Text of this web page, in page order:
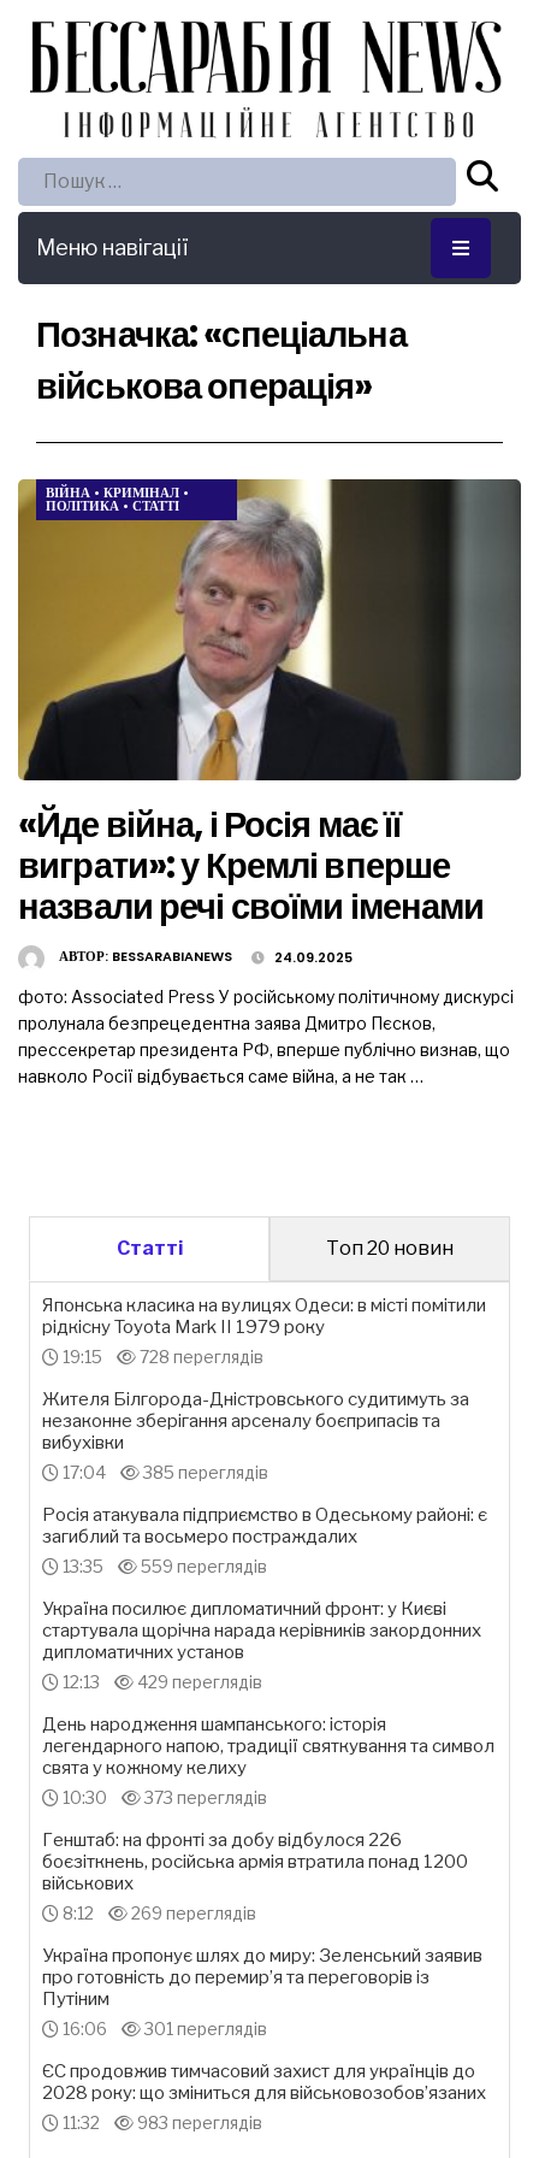
Пошук:
Меню навігації
Позначка:«спеціальна
військова операція»
ВІЙНА • КРИМІНАЛ •
ПОЛІТИКА • СТАТТІ
«Йде війна, і Росія має її
виграти»: у Кремлі вперше
назвали речі своїми іменами
АВТОР: BESSARABIANEWS 24.09.2025
фото: Associated Press У російському політичному дискурсі
пролунала безпрецедентна заява Дмитро Пєсков,
прессекретар президента РФ, вперше публічно визнав, що
навколо Росії відбувається саме війна, а не так …
Статті Топ 20 новин
Японська класика на вулицях Одеси: в місті помітили
рідкісну Toyota Mark II 1979 року
19:15 728 переглядів
Жителя Білгорода-Дністровського судитимуть за
незаконне зберігання арсеналу боєприпасів та
вибухівки
17:04 385 переглядів
Росія атакувала підприємство в Одеському районі: є
загиблий та восьмеро постраждалих
13:35 559 переглядів
Україна посилює дипломатичний фронт: у Києві
стартувала щорічна нарада керівників закордонних
дипломатичних установ
12:13 429 переглядів
День народження шампанського: історія
легендарного напою, традиції святкування та символ
свята у кожному келиху
10:30 373 переглядів
Генштаб: на фронті за добу відбулося 226
боєзіткнень, російська армія втратила понад 1200
військових
8:12 269 переглядів
Україна пропонує шлях до миру: Зеленський заявив
про готовність до перемир’я та переговорів із
Путіним
16:06 301 переглядів
ЄС продовжив тимчасовий захист для українців до
2028 року: що зміниться для військовозобов’язаних
11:32 983 переглядів